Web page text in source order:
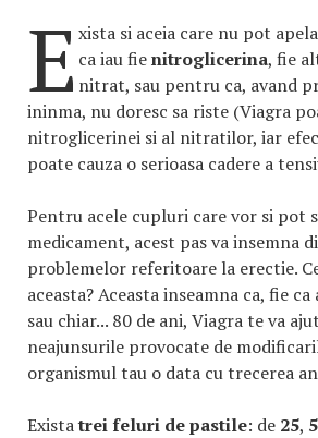
E xista si aceia care nu pot
ca iau fienitroglicerina, fie
nitrat, sau pentru ca, avand
ininma, nu doresc sa riste (Viagra
nitroglicerinei si al nitratilor, iar
poate cauza o serioasa cadere a
Pentru acele cupluri care vor si pot
medicament, acest pas va insemna
problemelor referitoare la erectie.
aceasta? Aceasta inseamna ca, fie
sau chiar... 80 de ani, Viagra te va
neajunsurile provocate de
organismul tau o data cu trecerea
Existatrei feluri de pastile: de 25,